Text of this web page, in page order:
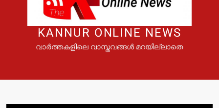
KANNUR ONLINE NEWS
വാർത്തകളിലെ വാസ്തവങ്ങൾ മറയില്ലാതെ